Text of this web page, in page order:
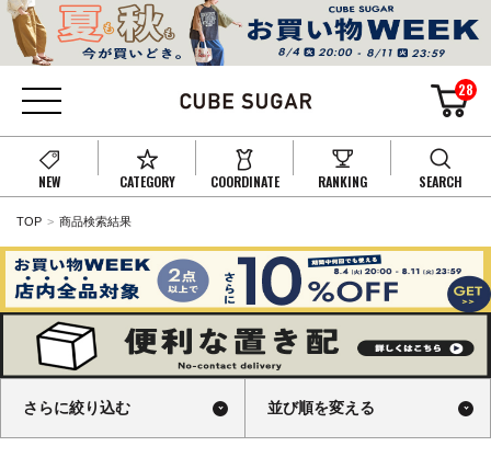
28
NEW CATEGORY COORDINATE RANKING SEARCH
TOP 商品検索結果
さらに絞り込む 並び順を変える